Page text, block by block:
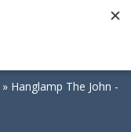
Hanglamp The John -